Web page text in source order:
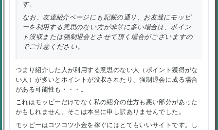
す。
なお、友達紹介ページにも記載の通り、お友達にモッピ
ーを利用する意思のない方が非常に多い場合は、ポイン
ト没収または強制退会とさせて頂く場合がございますの
でご注意ください。
つまり紹介した人が利用する意思のない人（ポイント獲得がな
い人）が多いとポイントが没収されたり、強制退会に成る場合
がある可能性も・・・。
これはモッピーだけでなく私の紹介の仕方も悪い部分があった
かもしれません。そこは本当に申し訳ありませんでした。
モッピーはコツコツ小金を稼ぐにはとてもいいサイトです。し